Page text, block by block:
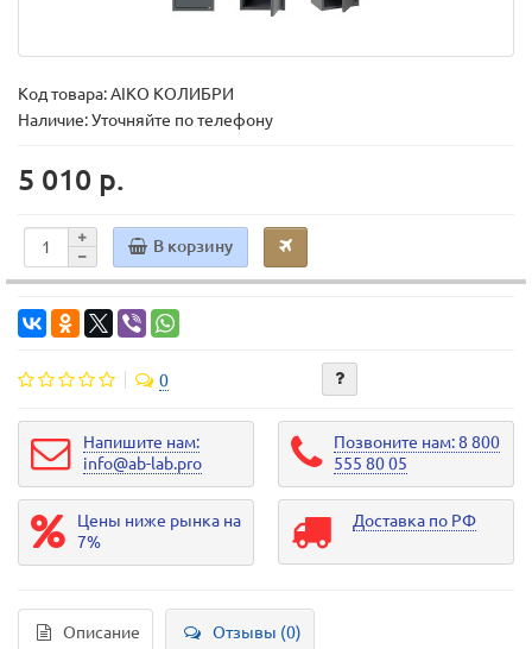
Код товара:AIKO КОЛИБРИ
Наличие: Уточняйте по телефону
5 010 р.
В корзину
0
Напишите нам:
info@ab-lab.pro
Позвоните нам: 8 800
555 80 05
Цены ниже рынка на
7%
Доставка по РФ
Описание Отзывы (0)